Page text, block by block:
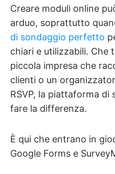
Creare moduli online
arduo, soprattutto
di sondaggio perfetto
chiari e utilizzabili. Che
piccola impresa che
clienti o un
RSVP, la piattaforma di
fare la differenza.
È qui che entrano in
Google Forms e